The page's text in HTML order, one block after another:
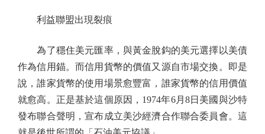
利益聯盟出現裂痕
為了穩住美元匯率，與黃金脫鈎的美元選擇以美債
作為信用錨。而信用貨幣的價值又源自市場交換。即是
說，誰家貨幣的使用場景愈豐富，誰家貨幣的信用價值
就愈高。正是基於這個原因，1974年6月8日美國與沙特
發布聯合聲明，宣布成立美沙經濟合作聯合委員會。這